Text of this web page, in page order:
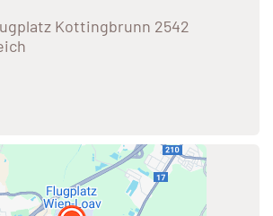
Kottingbrunn 2542